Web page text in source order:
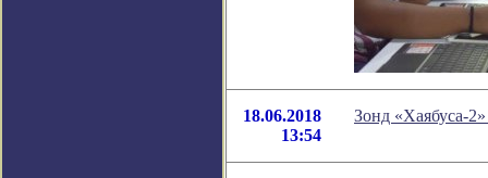
18.06.2018
13:54
Зонд «Хаябуса-